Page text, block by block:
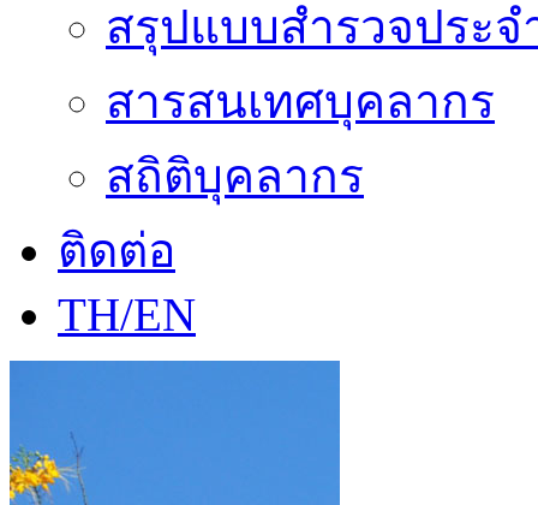
สรุปแบบสำรวจประจ
สารสนเทศบุคลากร
สถิติบุคลากร
ติดต่อ
TH/EN